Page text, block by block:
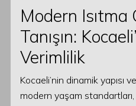
Modern Isıtma
Tanışın:
Verimlilik
Kocaeli’nin dinamik yapısı
modern yaşam